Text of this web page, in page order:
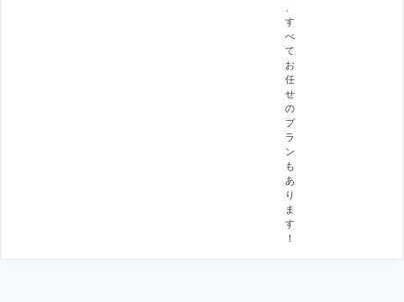
す
べ
て
お
任
せ
の
プ
ラ
ン
も
あ
り
ま
す
！